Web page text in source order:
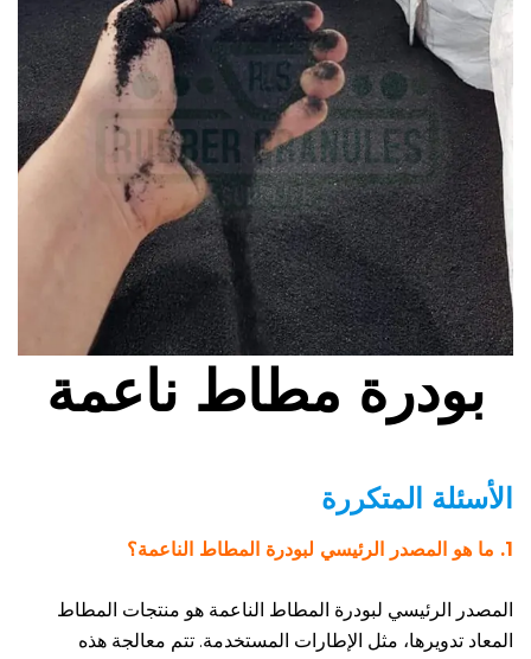
بودرة مطاط ناعمة
الأسئلة المتكررة
1. ما هو المصدر الرئيسي لبودرة المطاط الناعمة؟
المصدر الرئيسي لبودرة المطاط الناعمة هو منتجات المطاط
المعاد تدويرها، مثل الإطارات المستخدمة. تتم معالجة هذه